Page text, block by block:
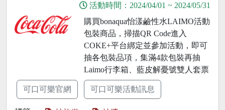
活動時間： 2024/04/01 ~ 2024/05/31
購買bonaqua怡漾鹼性水LAIMO活動
包裝商品，掃描QR Code進入
COKE+平台綁定並參加活動，即可
抽各包裝品項，集滿4款包裝再抽
Laimo行李箱、藍皮解憂號雙人套票
可口可樂官網 可口可樂活動訊息